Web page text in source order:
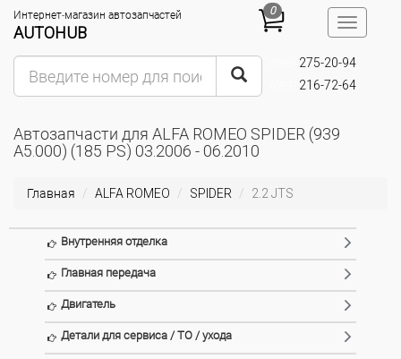
Toggle
0
Интернет-магазин автозапчастей
AUTOHUB
275-20-94
216-72-64
Автозапчасти для ALFA ROMEO SPIDER (939
A5.000) (185 PS) 03.2006 - 06.2010
Главная ALFA ROMEO SPIDER 2.2 JTS
Внутренняя отделка
Главная передача
Двигатель
Детали для сервиса / ТО / ухода